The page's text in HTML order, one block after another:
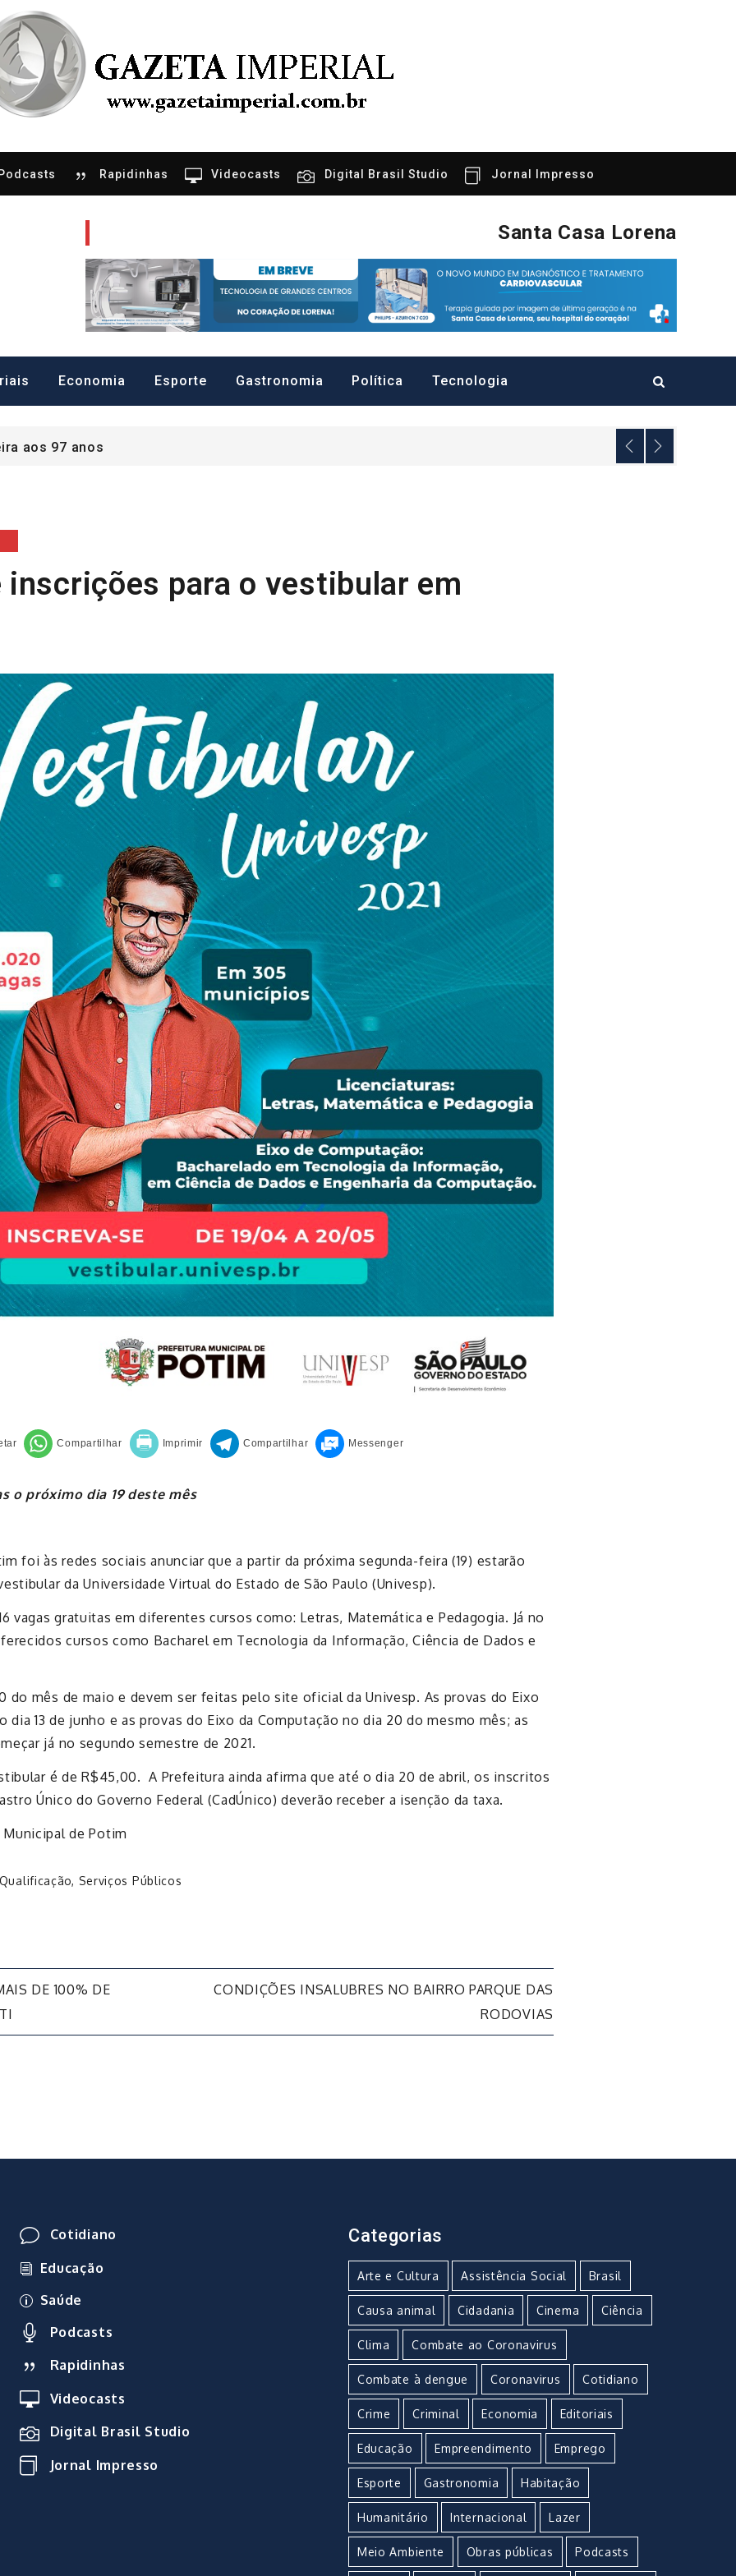
Rapidinhas Videocasts Digital Brasil Studio Jornal Impresso
de Notícias
Gastronomia e etc
Santa Casa Lorena
Economia Esporte Gastronomia Política Tecnologia
aos 97 anos
inscrições para o vestibular em
o próximo dia 19 deste mês
foi às redes sociais anunciar que a partir da próxima segunda-feira (19) estarão
da Universidade Virtual do Estado de São Paulo (Univesp).
vagas gratuitas em diferentes cursos como: Letras, Matemática e Pedagogia. Já no
cursos como Bacharel em Tecnologia da Informação, Ciência de Dados e
do mês de maio e devem ser feitas pelo site oficial da Univesp. As provas do Eixo
dia 13 de junho e as provas do Eixo da Computação no dia 20 do mesmo mês; as
já no segundo semestre de 2021.
é de R$45,00. A Prefeitura ainda afirma que até o dia 20 de abril, os inscritos
Único do Governo Federal (CadÚnico) deverão receber a isenção da taxa.
de Potim
, Serviços Públicos
DE 100% DE
CONDIÇÕES INSALUBRES NO BAIRRO PARQUE DAS
RODOVIAS
Cotidiano
Educação
Saúde
Podcasts
Rapidinhas
Videocasts
Digital Brasil Studio
Jornal Impresso
Categorias
Arte e Cultura Assistência Social Brasil
Causa animal Cidadania Cinema Ciência
Clima Combate ao Coronavirus
Combate à dengue Coronavirus Cotidiano
Crime Criminal Economia Editoriais
Educação Empreendimento Emprego
Esporte Gastronomia Habitação
Humanitário Internacional Lazer
Meio Ambiente Obras públicas Podcasts